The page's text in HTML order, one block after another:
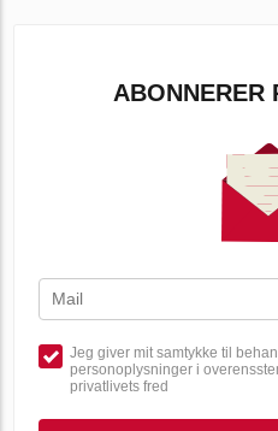
ABONNERER
Jeg giver mit samtykke til
personoplysninger i
privatlivets fred